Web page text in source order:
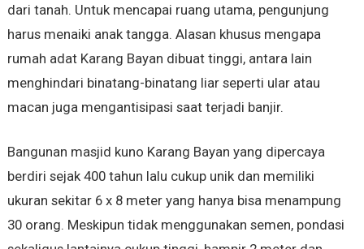
dari tanah. Untuk mencapai ruang utama, pengunjung
harus menaiki anak tangga. Alasan khusus mengapa
rumah adat Karang Bayan dibuat tinggi, antara lain
menghindari binatang-binatang liar seperti ular atau
macan juga mengantisipasi saat terjadi banjir.
Bangunan masjid kuno Karang Bayan yang dipercaya
berdiri sejak 400 tahun lalu cukup unik dan memiliki
ukuran sekitar 6 x 8 meter yang hanya bisa menampung
30 orang. Meskipun tidak menggunakan semen, pondasi